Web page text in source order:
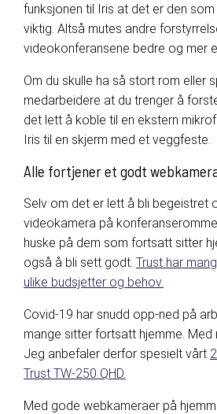
funksjonen til Iris at det er den
viktig. Altså mutes andre
videokonferansene bedre og mer
Om du skulle ha så stort rom eller
medarbeidere at du trenger å
det lett å koble til en ekstern
Iris til en skjerm med et veggfeste.
Alle fortjener et godt
Selv om det er lett å bli begeistret
videokamera på
huske på dem som fortsatt sitter
også å bli sett godt. Trust har
ulike budsjetter og behov.
Covid-19 har snudd opp-ned på
mange sitter fortsatt hjemme. Med
Jeg anbefaler derfor spesielt vårt
Trust TW-250 QHD.
Med gode webkameraer på